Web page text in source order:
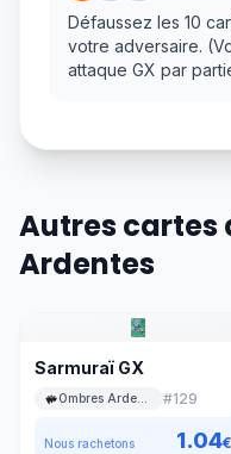
Défaussez les 10
votre adversaire.
attaque GX par
Autres cartes
Ardentes
Sarmuraï GX
#129
Nous rachetons 1.04€